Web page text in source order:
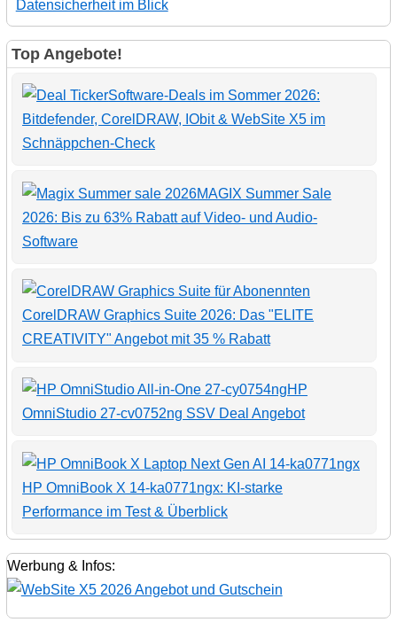
Datensicherheit im Blick
Top Angebote!
Software-Deals im Sommer 2026:
Bitdefender, CorelDRAW, IObit & WebSite X5 im
Schnäppchen-Check
MAGIX Summer Sale
2026: Bis zu 63% Rabatt auf Video- und Audio-
Software
CorelDRAW Graphics Suite 2026: Das "ELITE
CREATIVITY" Angebot mit 35 % Rabatt
HP
OmniStudio 27-cv0752ng SSV Deal Angebot
HP OmniBook X 14-ka0771ngx: KI-starke
Performance im Test & Überblick
Werbung & Infos: